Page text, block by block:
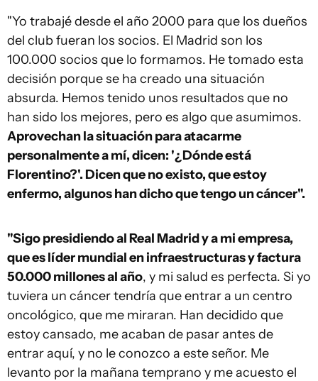
"Yo trabajé desde el año 2000 para que los dueños
del club fueran los socios. El Madrid son los
100.000 socios que lo formamos. He tomado esta
decisión porque se ha creado una situación
absurda. Hemos tenido unos resultados que no
han sido los mejores, pero es algo que asumimos.
Aprovechan la situación para atacarme
personalmente a mí, dicen: '¿Dónde está
Florentino?'. Dicen que no existo, que estoy
enfermo, algunos han dicho que tengo un cáncer".
"Sigo presidiendo al Real Madrid y a mi empresa,
que es líder mundial en infraestructuras y factura
50.000 millones al año, y mi salud es perfecta. Si yo
tuviera un cáncer tendría que entrar a un centro
oncológico, que me miraran. Han decidido que
estoy cansado, me acaban de pasar antes de
entrar aquí, y no le conozco a este señor. Me
levanto por la mañana temprano y me acuesto el